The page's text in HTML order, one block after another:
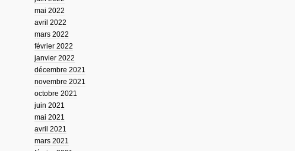
mai 2022
avril 2022
mars 2022
février 2022
janvier 2022
décembre 2021
novembre 2021
octobre 2021
juin 2021
mai 2021
avril 2021
mars 2021